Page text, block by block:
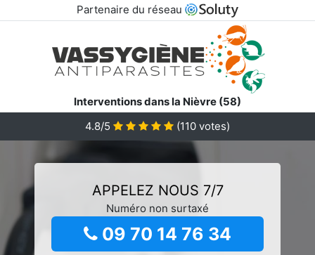
Partenaire du réseau
Interventions dans la Nièvre (58)
4.8/5
(110 votes)
APPELEZ NOUS 7/7
Numéro non surtaxé
09 70 14 76 34